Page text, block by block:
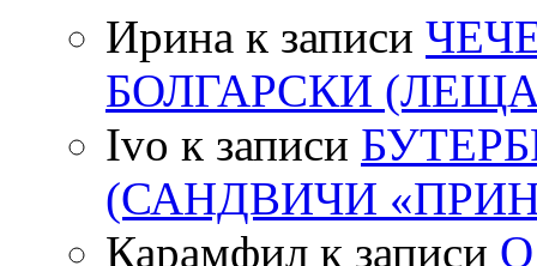
Ирина к записи
БОЛГАРСКИ
Ivo к записи
(САНДВИЧИ
Карамфил к записи